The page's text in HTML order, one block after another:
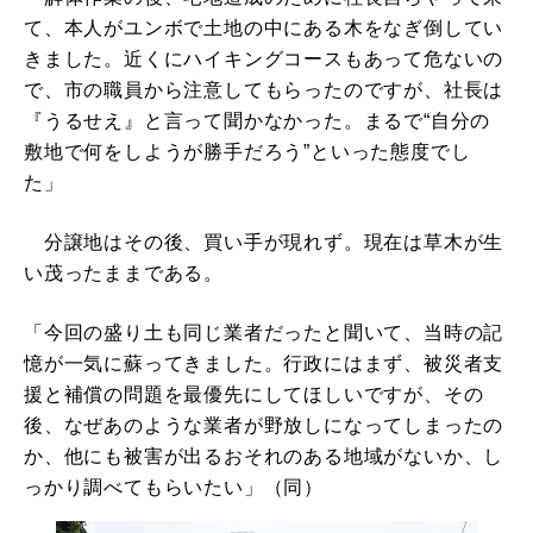
て、本人がユンボで土地の中にある木をなぎ倒してい
きました。近くにハイキングコースもあって危ないの
で、市の職員から注意してもらったのですが、社長は
『うるせえ』と言って聞かなかった。まるで“自分の
敷地で何をしようが勝手だろう”といった態度でし
た」
分譲地はその後、買い手が現れず。現在は草木が生
い茂ったままである。
「今回の盛り土も同じ業者だったと聞いて、当時の記
憶が一気に蘇ってきました。行政にはまず、被災者支
援と補償の問題を最優先にしてほしいですが、その
後、なぜあのような業者が野放しになってしまったの
か、他にも被害が出るおそれのある地域がないか、し
っかり調べてもらいたい」（同）